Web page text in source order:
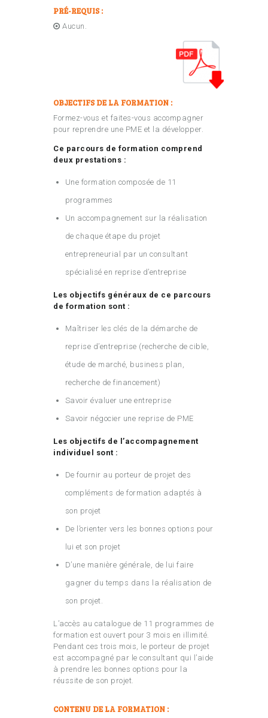
PRÉ-REQUIS :
Aucun.
OBJECTIFS DE LA FORMATION :
Formez-vous et faites-vous accompagner
pour reprendre une PME et la développer.
Ce parcours de formation comprend
deux prestations :
Une formation composée de 11
programmes
Un accompagnement sur la réalisation
de chaque étape du projet
entrepreneurial par un consultant
spécialisé en reprise d’entreprise
Les objectifs généraux de ce parcours
de formation sont :
Maîtriser les clés de la démarche de
reprise d’entreprise (recherche de cible,
étude de marché, business plan,
recherche de financement)
Savoir évaluer une entreprise
Savoir négocier une reprise de PME
Les objectifs de l’accompagnement
individuel sont :
De fournir au porteur de projet des
compléments de formation adaptés à
son projet
De l’orienter vers les bonnes options pour
lui et son projet
D’une manière générale, de lui faire
gagner du temps dans la réalisation de
son projet.
L’accès au catalogue de 11 programmes de
formation est ouvert pour 3 mois en illimité.
Pendant ces trois mois, le porteur de projet
est accompagné par le consultant qui l’aide
à prendre les bonnes options pour la
réussite de son projet.
CONTENU DE LA FORMATION :